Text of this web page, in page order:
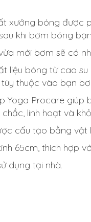
xưởng bóng được
khi bơm bóng
mới bơm sẽ có
liệu bóng từ cao
thuộc vào bạn
Yoga Procare giúp
linh hoạt và
cấu tạo bằng vật
65cm, thích hợp
dụng tại nhà.